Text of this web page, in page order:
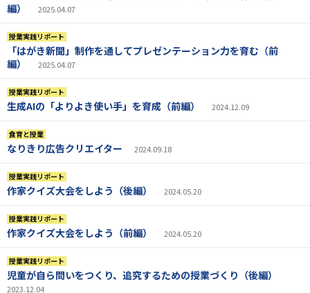
編）
2025.04.07
授業実践リポート
「はがき新聞」制作を通してプレゼンテーション力を育む（前
編）
2025.04.07
授業実践リポート
生成AIの「よりよき使い手」を育成（前編） 2024.12.09
食育と授業
なりきり広告クリエイター 2024.09.18
授業実践リポート
作家クイズ大会をしよう（後編） 2024.05.20
授業実践リポート
作家クイズ大会をしよう（前編） 2024.05.20
授業実践リポート
児童が自ら問いをつくり、追究するための授業づくり（後編）
2023.12.04